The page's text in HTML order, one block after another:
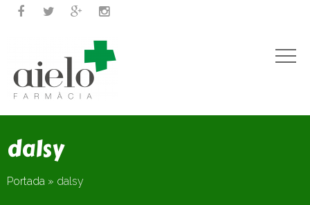
   
dalsy
Portada » dalsy